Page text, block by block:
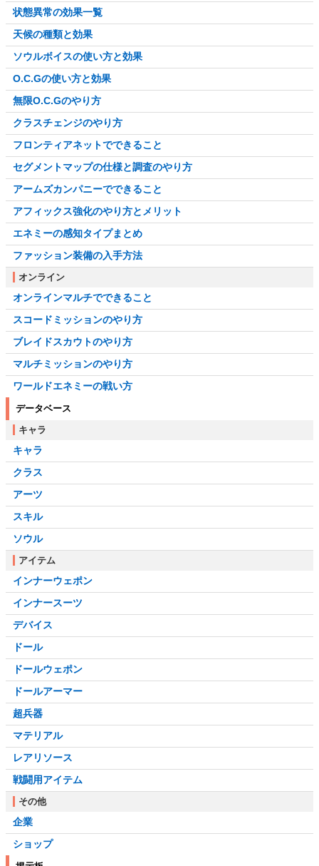
状態異常の効果一覧
天候の種類と効果
ソウルボイスの使い方と効果
O.C.Gの使い方と効果
無限O.C.Gのやり方
クラスチェンジのやり方
フロンティアネットでできること
セグメントマップの仕様と調査のやり方
アームズカンパニーでできること
アフィックス強化のやり方とメリット
エネミーの感知タイプまとめ
ファッション装備の入手方法
オンライン
オンラインマルチでできること
スコードミッションのやり方
ブレイドスカウトのやり方
マルチミッションのやり方
ワールドエネミーの戦い方
データベース
キャラ
キャラ
クラス
アーツ
スキル
ソウル
アイテム
インナーウェポン
インナースーツ
デバイス
ドール
ドールウェポン
ドールアーマー
超兵器
マテリアル
レアリソース
戦闘用アイテム
その他
企業
ショップ